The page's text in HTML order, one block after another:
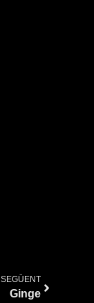
SEGÜENT
Ginge